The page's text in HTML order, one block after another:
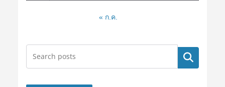
« ก.ค.
ค้นหา